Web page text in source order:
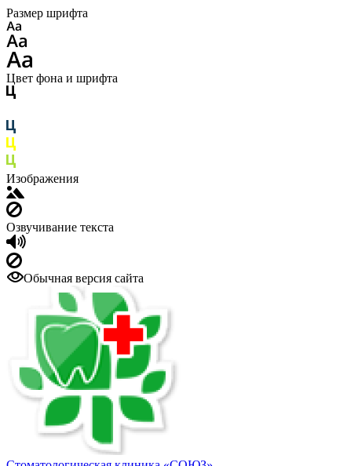
Размер шрифта
Цвет фона и шрифта
Изображения
Озвучивание текста
Обычная версия сайта